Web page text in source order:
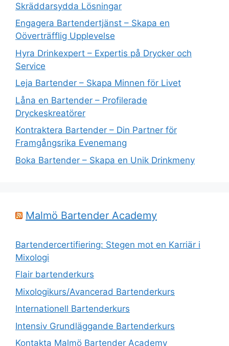
Skräddarsydda Lösningar
Engagera Bartendertjänst – Skapa en
Oöverträfflig Upplevelse
Hyra Drinkexpert – Expertis på Drycker och
Service
Leja Bartender – Skapa Minnen för Livet
Låna en Bartender – Profilerade
Dryckeskreatörer
Kontraktera Bartender – Din Partner för
Framgångsrika Evenemang
Boka Bartender – Skapa en Unik Drinkmeny
Malmö Bartender Academy
Bartendercertifiering: Stegen mot en Karriär i
Mixologi
Flair bartenderkurs
Mixologikurs/Avancerad Bartenderkurs
Internationell Bartenderkurs
Intensiv Grundläggande Bartenderkurs
Kontakta Malmö Bartender Academy